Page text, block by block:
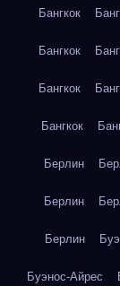
Бангкок
Бангкок
Бангкок
Бангкок
Берлин
Берлин
Берлин
Буэнос-Айрес